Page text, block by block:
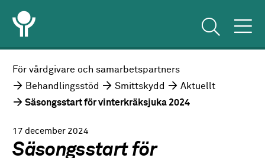
För vårdgivare och samarbetspartners
Behandlingsstöd
Smittskydd
Aktuellt
Säsongsstart för vinterkräksjuka 2024
17 december 2024
Säsongsstart för